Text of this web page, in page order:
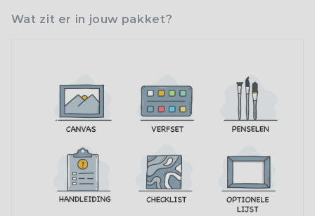
Wat zit er in jouw pakket?